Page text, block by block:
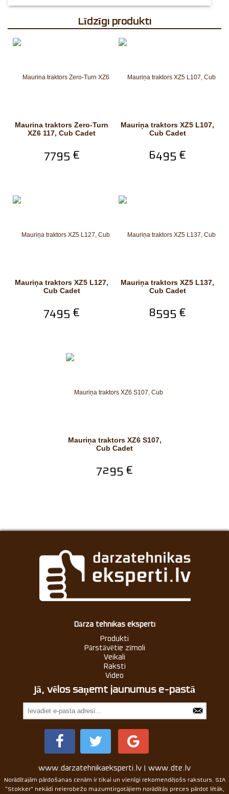
Līdzīgi produkti
Maurina traktors Zero-Turn
XZ6 117, Cub Cadet
7795 €
Mauriņa traktors XZ5 L107,
Cub Cadet
6495 €
Mauriņa traktors XZ5 L127,
Cub Cadet
7495 €
Mauriņa traktors XZ5 L137,
Cub Cadet
8595 €
Mauriņa traktors XZ6 S107,
Cub Cadet
7295 €
Dārza tehnikas eksperti
Produkti
Pārstāvētie zīmoli
Veikali
Raksti
Video
Jā, vēlos saņemt jaunumus e-pastā
www.darzatehnikaeksperti.lv | www.dte.lv
Norādītajām pārdošanas cenām ir tikai un vienīgi rekomendējošs raksturs. SIA
"Stokker" nekādi neierobežo mazumtirgotājiem norādītās preces pārdot lētāk,